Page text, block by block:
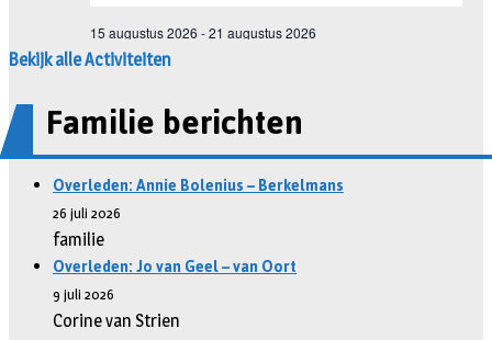
Bekijk alle Activiteiten
Familie berichten
Overleden: Annie Bolenius – Berkelmans
26 juli 2026
familie
Overleden: Jo van Geel – van Oort
9 juli 2026
Corine van Strien